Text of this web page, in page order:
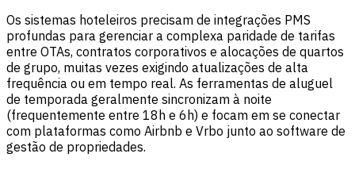
Os sistemas hoteleiros precisam de integrações PMS
profundas para gerenciar a complexa paridade de tarifas
entre OTAs, contratos corporativos e alocações de quartos
de grupo, muitas vezes exigindo atualizações de alta
frequência ou em tempo real. As ferramentas de aluguel
de temporada geralmente sincronizam à noite
(frequentemente entre 18h e 6h) e focam em se conectar
com plataformas como Airbnb e Vrbo junto ao software de
gestão de propriedades.